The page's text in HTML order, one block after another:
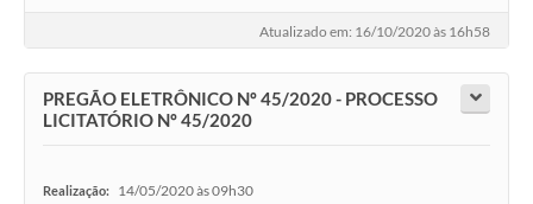
Atualizado em: 16/10/2020 às 16h58
PREGÃO ELETRÔNICO Nº 45/2020 - PROCESSO
LICITATÓRIO Nº 45/2020
Realização: 14/05/2020 às 09h30